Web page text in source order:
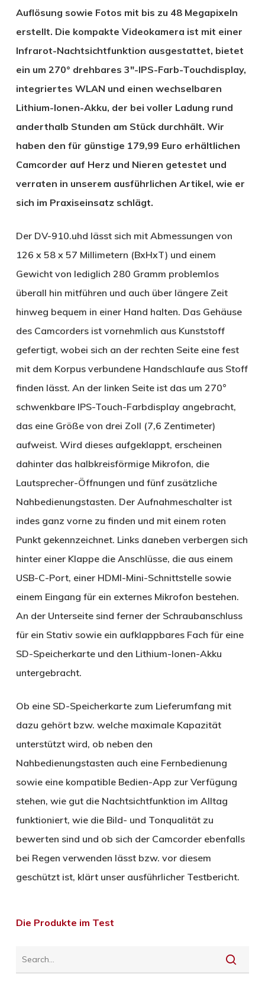
Auflösung sowie Fotos mit bis zu 48 Megapixeln
erstellt. Die kompakte Videokamera ist mit einer
Infrarot-Nachtsichtfunktion ausgestattet, bietet
ein um 270° drehbares 3″-IPS-Farb-Touchdisplay,
integriertes WLAN und einen wechselbaren
Lithium-Ionen-Akku, der bei voller Ladung rund
anderthalb Stunden am Stück durchhält. Wir
haben den für günstige 179,99 Euro erhältlichen
Camcorder auf Herz und Nieren getestet und
verraten in unserem ausführlichen Artikel, wie er
sich im Praxiseinsatz schlägt.
Der DV-910.uhd lässt sich mit Abmessungen von
126 x 58 x 57 Millimetern (BxHxT) und einem
Gewicht von lediglich 280 Gramm problemlos
überall hin mitführen und auch über längere Zeit
hinweg bequem in einer Hand halten. Das Gehäuse
des Camcorders ist vornehmlich aus Kunststoff
gefertigt, wobei sich an der rechten Seite eine fest
mit dem Korpus verbundene Handschlaufe aus Stoff
finden lässt. An der linken Seite ist das um 270°
schwenkbare IPS-Touch-Farbdisplay angebracht,
das eine Größe von drei Zoll (7,6 Zentimeter)
aufweist. Wird dieses aufgeklappt, erscheinen
dahinter das halbkreisförmige Mikrofon, die
Lautsprecher-Öffnungen und fünf zusätzliche
Nahbedienungstasten. Der Aufnahmeschalter ist
indes ganz vorne zu finden und mit einem roten
Punkt gekennzeichnet. Links daneben verbergen sich
hinter einer Klappe die Anschlüsse, die aus einem
USB-C-Port, einer HDMI-Mini-Schnittstelle sowie
einem Eingang für ein externes Mikrofon bestehen.
An der Unterseite sind ferner der Schraubanschluss
für ein Stativ sowie ein aufklappbares Fach für eine
SD-Speicherkarte und den Lithium-Ionen-Akku
untergebracht.
Ob eine SD-Speicherkarte zum Lieferumfang mit
dazu gehört bzw. welche maximale Kapazität
unterstützt wird, ob neben den
Nahbedienungstasten auch eine Fernbedienung
sowie eine kompatible Bedien-App zur Verfügung
stehen, wie gut die Nachtsichtfunktion im Alltag
funktioniert, wie die Bild- und Tonqualität zu
bewerten sind und ob sich der Camcorder ebenfalls
bei Regen verwenden lässt bzw. vor diesem
geschützt ist, klärt unser ausführlicher Testbericht.
Die Produkte im Test